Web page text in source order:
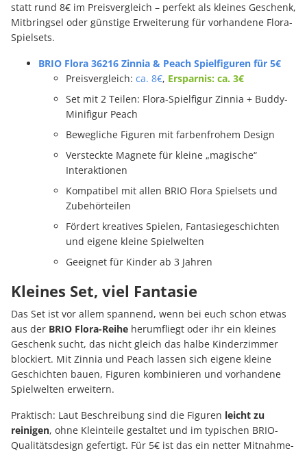
statt rund 8€ im Preisvergleich – perfekt als kleines Geschenk,
Mitbringsel oder günstige Erweiterung für vorhandene Flora-
Spielsets.
BRIO Flora 36216 Zinnia & Peach Spielfiguren für 5€
Preisvergleich: ca. 8€, Ersparnis: ca. 3€
Set mit 2 Teilen: Flora-Spielfigur Zinnia + Buddy-
Minifigur Peach
Bewegliche Figuren mit farbenfrohem Design
Versteckte Magnete für kleine „magische“
Interaktionen
Kompatibel mit allen BRIO Flora Spielsets und
Zubehörteilen
Fördert kreatives Spielen, Fantasiegeschichten
und eigene kleine Spielwelten
Geeignet für Kinder ab 3 Jahren
Kleines Set, viel Fantasie
Das Set ist vor allem spannend, wenn bei euch schon etwas
aus der BRIO Flora-Reihe herumfliegt oder ihr ein kleines
Geschenk sucht, das nicht gleich das halbe Kinderzimmer
blockiert. Mit Zinnia und Peach lassen sich eigene kleine
Geschichten bauen, Figuren kombinieren und vorhandene
Spielwelten erweitern.
Praktisch: Laut Beschreibung sind die Figuren leicht zu
reinigen, ohne Kleinteile gestaltet und im typischen BRIO-
Qualitätsdesign gefertigt. Für 5€ ist das ein netter Mitnahme-